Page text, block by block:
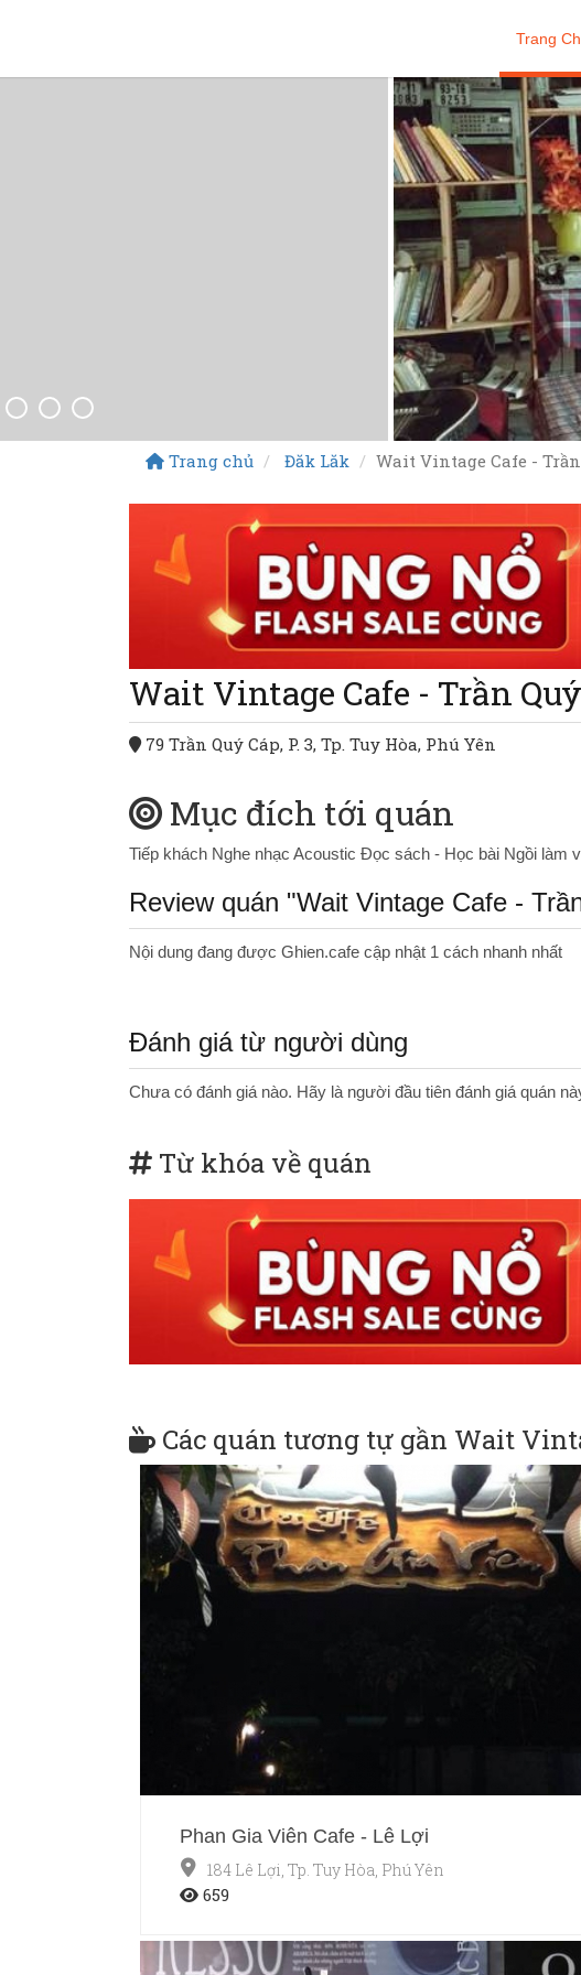
Trang
Trang chủ Đăk Lăk Wait Vintage Cafe -
Wait Vintage Cafe - Trần
79 Trần Quý Cáp, P. 3, Tp. Tuy Hòa, Phú Yên
Mục đích tới quán
Tiếp khách Nghe nhạc Acoustic Đọc sách - Học bài Ngồi làm
Review quán "Wait Vintage Cafe -
Nội dung đang được Ghien.cafe cập nhật 1 cách nhanh nhất
Đánh giá từ người dùng
Chưa có đánh giá nào. Hãy là người đầu tiên đánh giá quán
Từ khóa về quán
Các quán tương tự gần Wait
Phan Gia Viên Cafe - Lê Lợi
184 Lê Lợi, Tp. Tuy Hòa, Phú Yên
659